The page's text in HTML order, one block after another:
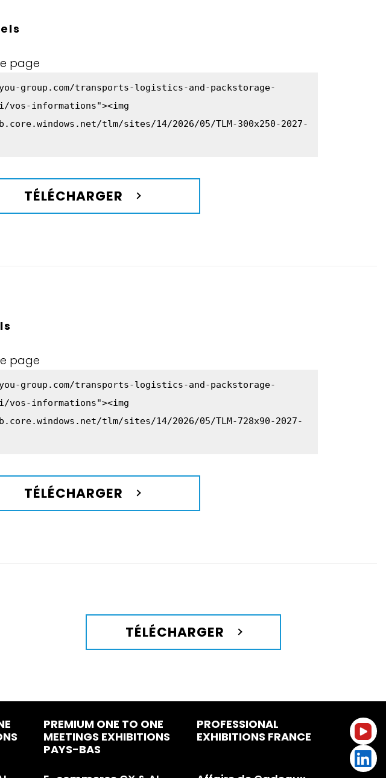
page
group.com/transports-logistics-and-packstorage-
informations"><img
tlm/sites/14/2026/05/TLM-300x250-2027-
TÉLÉCHARGER
page
group.com/transports-logistics-and-packstorage-
informations"><img
tlm/sites/14/2026/05/TLM-728x90-2027-
TÉLÉCHARGER
TÉLÉCHARGER
PREMIUM ONE TO ONE
MEETINGS EXHIBITIONS
PAYS-BAS
PROFESSIONAL
EXHIBITIONS FRANCE